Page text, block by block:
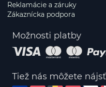
Reklamácie a záruky
Zákaznícka podpora
Možnosti platby
Tiež nás môžete